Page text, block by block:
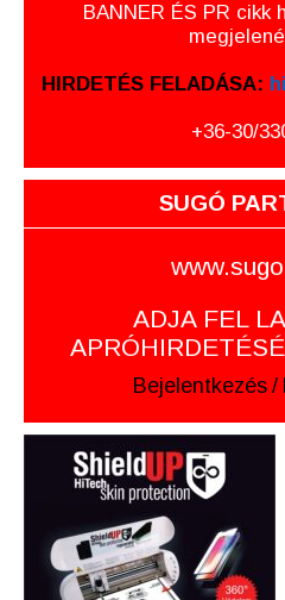
BANNER ÉS PR cikk
HIRDETÉS FELADÁSA:
+36-30/
SUGÓ
ADJA FEL
Bejelentkezés /